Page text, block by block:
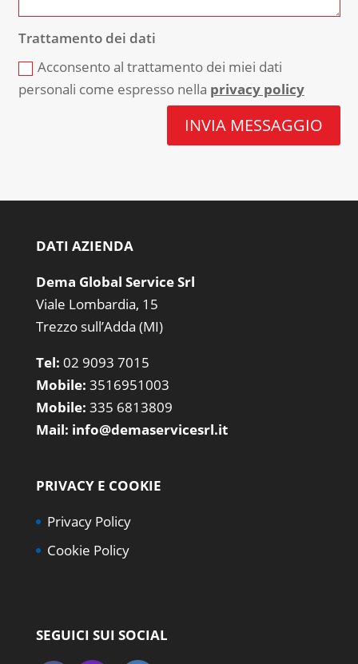
Trattamento dei dati
Acconsento al trattamento dei miei dati
personali come espresso nella privacy policy
INVIA MESSAGGIO
DATI AZIENDA
Dema Global Service Srl
Viale Lombardia, 15
Trezzo sull’Adda (MI)
Tel: 02 9093 7015
Mobile: 3516951003
Mobile: 335 6813809
Mail: info@demaservicesrl.it
PRIVACY E COOKIE
Privacy Policy
Cookie Policy
SEGUICI SUI SOCIAL